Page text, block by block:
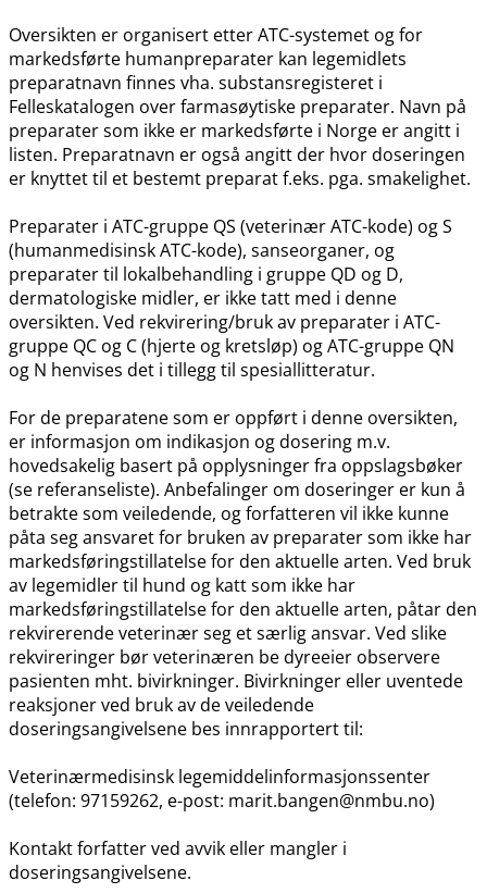
Oversikten er organisert etter ATC-systemet og for
markedsførte humanpreparater kan legemidlets
preparatnavn finnes vha. substansregisteret i
Felleskatalogen over farmasøytiske preparater. Navn på
preparater som ikke er markedsførte i Norge er angitt i
listen. Preparatnavn er også angitt der hvor doseringen
er knyttet til et bestemt preparat f.eks. pga. smakelighet.
Preparater i ATC-gruppe QS (veterinær ATC-kode) og S
(humanmedisinsk ATC-kode), sanseorganer, og
preparater til lokalbehandling i gruppe QD og D,
dermatologiske midler, er ikke tatt med i denne
oversikten. Ved rekvirering​/​bruk av preparater i ATC-
gruppe QC og C (hjerte og kretsløp) og ATC-gruppe QN
og N henvises det i tillegg til spesiallitteratur.
For de preparatene som er oppført i denne oversikten,
er informasjon om indikasjon og dosering m.v.
hovedsakelig basert på opplysninger fra oppslagsbøker
(se referanseliste). Anbefalinger om doseringer er kun å
betrakte som veiledende, og forfatteren vil ikke kunne
påta seg ansvaret for bruken av preparater som ikke har
markedsføringstillatelse for den aktuelle arten. Ved bruk
av legemidler til hund og katt som ikke har
markedsføringstillatelse for den aktuelle arten, påtar den
rekvirerende veterinær seg et særlig ansvar. Ved slike
rekvireringer bør veterinæren be dyreeier observere
pasienten mht. bivirkninger. Bivirkninger eller uventede
reaksjoner ved bruk av de veiledende
doseringsangivelsene bes innrapportert til:
Veterinærmedisinsk legemiddelinformasjonssenter
(telefon: 97159262, e-post: marit.bangen@nmbu.no)
Kontakt forfatter ved avvik eller mangler i
doseringsangivelsene.